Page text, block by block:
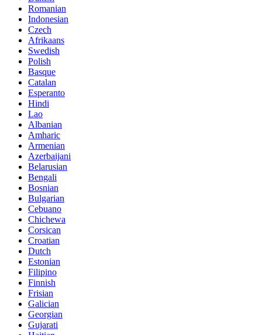
Romanian
Indonesian
Czech
Afrikaans
Swedish
Polish
Basque
Catalan
Esperanto
Hindi
Lao
Albanian
Amharic
Armenian
Azerbaijani
Belarusian
Bengali
Bosnian
Bulgarian
Cebuano
Chichewa
Corsican
Croatian
Dutch
Estonian
Filipino
Finnish
Frisian
Galician
Georgian
Gujarati